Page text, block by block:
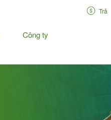
Công ty
Trả